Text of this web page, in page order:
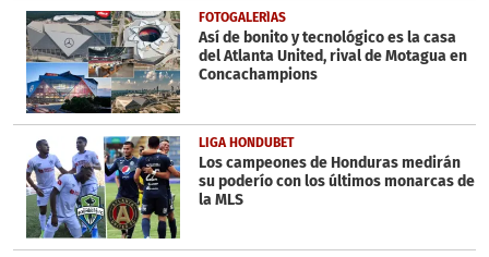
FOTOGALERÍAS
Así de bonito y tecnológico es la casa
del Atlanta United, rival de Motagua en
Concachampions
LIGA HONDUBET
Los campeones de Honduras medirán
su poderío con los últimos monarcas de
la MLS